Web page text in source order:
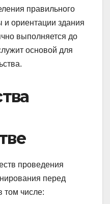
правильного
ориентации здания
выполняется до
основой для
проведения
перед
том числе: